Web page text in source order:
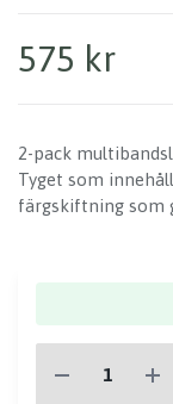
575 kr
2-pack
Tyget som
färgskiftning som